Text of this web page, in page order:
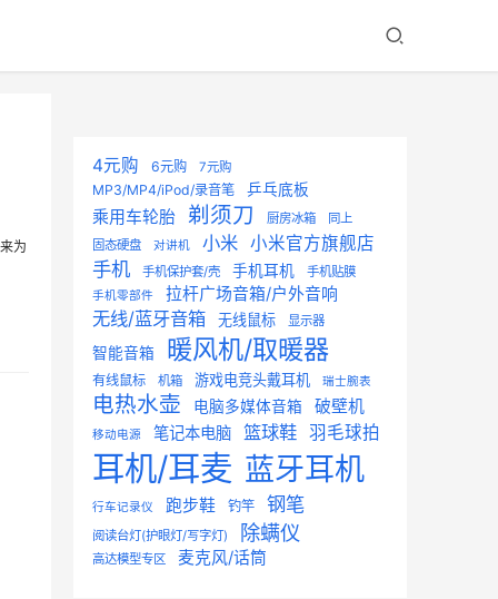
为
4元购 6元购 7元购
MP3/MP4/iPod/录音笔 乒乓底板
乘用车轮胎 剃须刀 厨房冰箱
同上
固态硬盘
对讲机 小米 小米官方旗舰店
手机 手机保护套/壳 手机耳机 手机贴膜
手机零部件 拉杆广场音箱/户外音响
无线/蓝牙音箱 无线鼠标 显示器
智能音箱 暖风机/取暖器
有线鼠标 机箱 游戏电竞头戴耳机 瑞士腕表
电热水壶 电脑多媒体音箱 破壁机
移动电源 笔记本电脑 篮球鞋 羽毛球拍
耳机/耳麦 蓝牙耳机
行车记录仪 跑步鞋 钓竿 钢笔
阅读台灯(护眼灯/写字灯) 除螨仪
高达模型专区 麦克风/话筒